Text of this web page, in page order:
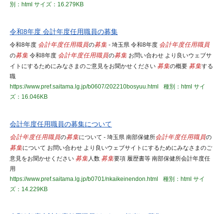
別：html サイズ：16.279KB
令和8年度 会計年度任用職員の募集
令和8年度 会計年度任用職員の募集 - 埼玉県 令和8年度 会計年度任用職員
の募集 令和8年度 会計年度任用職員の募集 お問い合わせ より良いウェブサ
イトにするためにみなさまのご意見をお聞かせください 募集の概要 募集する
職
https://www.pref.saitama.lg.jp/b0607/202210bosyuu.html
種別：html サイ
ズ：16.046KB
会計年度任用職員の募集について
会計年度任用職員の募集について - 埼玉県 南部保健所会計年度任用職員の
募集について お問い合わせ より良いウェブサイトにするためにみなさまのご
意見をお聞かせください 募集人数 募集要項 履歴書等 南部保健所会計年度任
用
https://www.pref.saitama.lg.jp/b0701/nkaikeinendon.html
種別：html サイ
ズ：14.229KB